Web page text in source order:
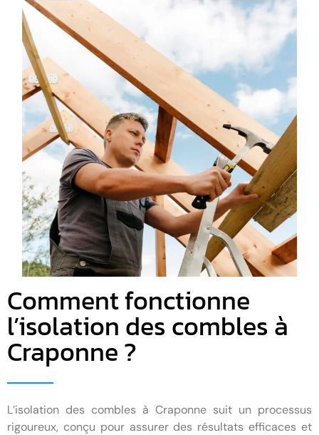
Comment fonctionne
l’isolation des combles à
Craponne ?
L’isolation des combles à Craponne suit un processus
rigoureux, conçu pour assurer des résultats efficaces et